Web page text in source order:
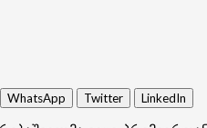
WhatsApp Twitter LinkedIn